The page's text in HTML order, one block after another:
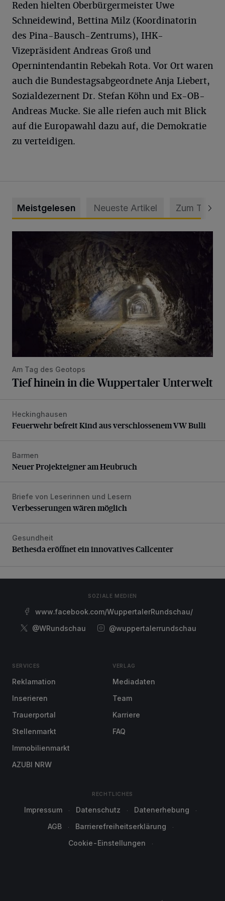
Reden hielten Oberbürgermeister Uwe
Schneidewind, Bettina Milz (Koordinatorin
des Pina-Bausch-Zentrums), IHK-
Vizepräsident Andreas Groß und
Opernintendantin Rebekah Rota. Vor Ort waren
auch die Bundestagsabgeordnete Anja Liebert,
Sozialdezernent Dr. Stefan Köhn und Ex-OB-
Andreas Mucke. Sie alle riefen auch mit Blick
auf die Europawahl dazu auf, die Demokratie
zu verteidigen.
Meistgelesen Neueste Artikel Zum Thema
Am Tag des Geotops
Tief hinein in die Wuppertaler Unterwelt
Feuerwehr befreit Kind aus verschlossenem VW Bulli
Heckinghausen
Feuerwehr befreit Kind aus verschlossenem VW Bulli
Neuer Projekteigner am Heubruch
Barmen
Neuer Projekteigner am Heubruch
Verbesserungen wären möglich
Briefe von Leserinnen und Lesern
Verbesserungen wären möglich
Bethesda eröffnet ein innovatives Callcenter
Gesundheit
Bethesda eröffnet ein innovatives Callcenter
SOZIALE MEDIEN
www.facebook.com/WuppertalerRundschau/
@WRundschau
@wuppertalerrundschau
SERVICES
Reklamation
Inserieren
Trauerportal
Stellenmarkt
Immobilienmarkt
AZUBI NRW
VERLAG
Mediadaten
Team
Karriere
FAQ
RECHTLICHES
Impressum Datenschutz
Datenerhebung
AGB
Barrierefreiheitserklärung
Cookie-Einstellungen